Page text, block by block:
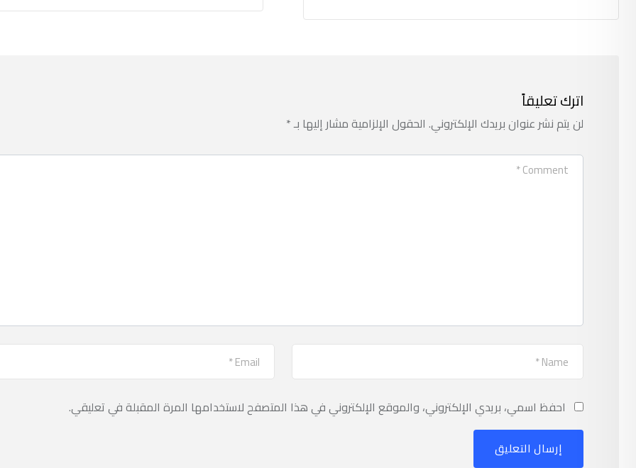
اترك تعليقاً
لن يتم نشر عنوان بريدك الإلكتروني. الحقول الإلزامية مشار إليها بـ*
احفظ اسمي، بريدي الإلكتروني، والموقع الإلكتروني في هذا المتصفح لاستخدامها المرة المقبلة في تعليقي.